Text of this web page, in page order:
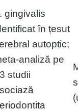
gingivalis
în țesut
autoptic;
analiză pe
studii